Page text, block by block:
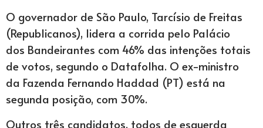
O governador de São Paulo, Tarcísio de Freitas
(Republicanos), lidera a corrida pelo Palácio
dos Bandeirantes com 46% das intenções totais
de votos, segundo o Datafolha. O ex-ministro
da Fazenda Fernando Haddad (PT) está na
segunda posição, com 30%.
Outros três candidatos, todos de esquerda